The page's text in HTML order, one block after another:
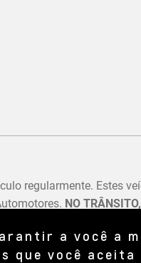
a você a
que você